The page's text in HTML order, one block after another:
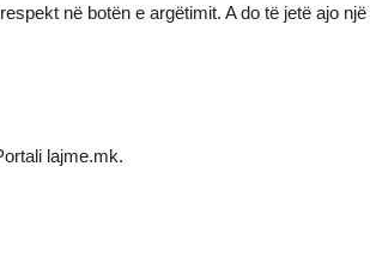
në botën e argëtimit. A do të jetë ajo
lajme.mk.